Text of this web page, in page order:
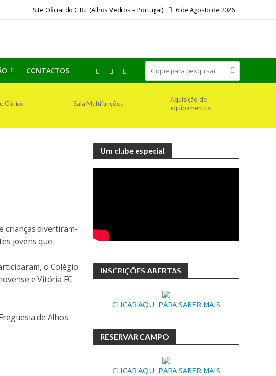
Site Oficial do C.R.I. (Alhos Vedros – Portugal) 6 de Agosto de 2026
CONTACTOS
Clínico Sala Multifunções
Aquisição de
equipamentos
crianças divertiram-
jovens que
o Colégio
e Vitória FC
de Alhos
Um clube especial
INSCRIÇÕES ABERTAS
CLICAR AQUI PARA SABER MAIS
RESERVAR CAMPO
CLICAR AQUI PARA SABER MAIS